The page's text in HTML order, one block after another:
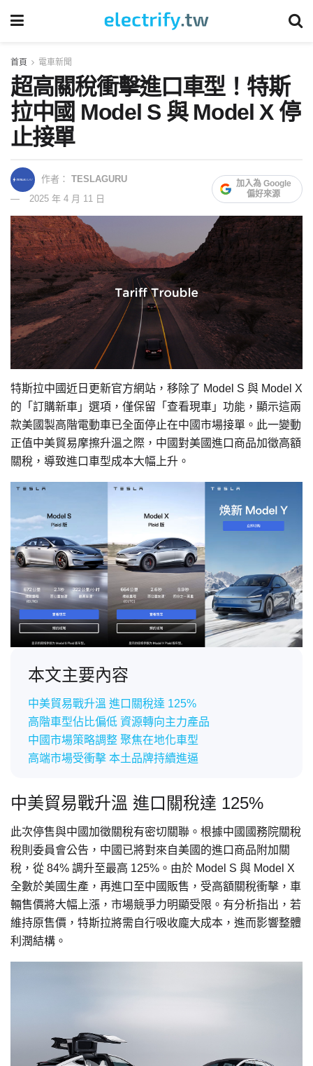
首頁 電車新聞
超高關稅衝擊進口車型！特斯
拉中國 Model S 與 Model X 停
止接單
作者： TESLAGURU
2025 年 4 月 11 日
加入為 Google
偏好來源
特斯拉中國近日更新官方網站，移除了 Model S 與 Model X
的「訂購新車」選項，僅保留「查看現車」功能，顯示這兩
款美國製高階電動車已全面停止在中國市場接單。此一變動
正值中美貿易摩擦升溫之際，中國對美國進口商品加徵高額
關稅，導致進口車型成本大幅上升。
本文主要內容
中美貿易戰升溫 進口關稅達 125%
高階車型佔比偏低 資源轉向主力產品
中國市場策略調整 聚焦在地化車型
高端市場受衝擊 本土品牌持續進逼
中美貿易戰升溫 進口關稅達 125%
此次停售與中國加徵關稅有密切關聯。根據中國國務院關稅
稅則委員會公告，中國已將對來自美國的進口商品附加關
稅，從 84% 調升至最高 125%。由於 Model S 與 Model X
全數於美國生產，再進口至中國販售，受高額關稅衝擊，車
輛售價將大幅上漲，市場競爭力明顯受限。有分析指出，若
維持原售價，特斯拉將需自行吸收龐大成本，進而影響整體
利潤結構。